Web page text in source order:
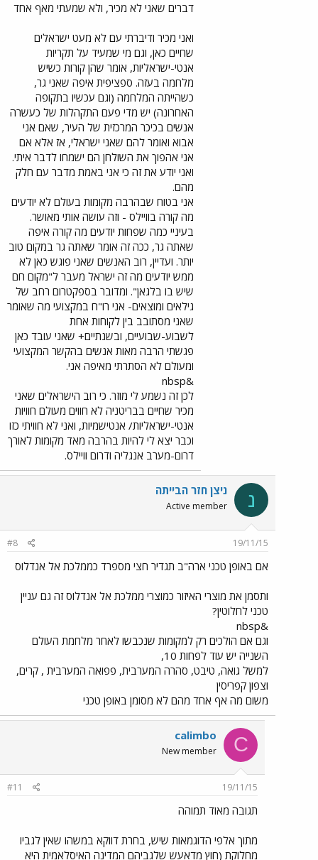
דברים שאני לא מכיר, ולא שמעתי מאף אחד
ואני מכיר ודיברתי עם לא מעט ישראלים
שחיים כאן, וגם מי שמעיד על תקריות
אנטי-ישראליות, אומר שהן קורות כשיש
מלחמה בעזה. ספציפית איפה שאני גר,
כשהייתה המלחמה (וגם עכשיו בתקופה
האחרונה) יש מדי פעם התקהלות של כעשרה
אנשים בכיכר המרכזית של העיר, שאם אני
אבוא ואומר להם שאני ישראלי, אז אלא אם
אני אהפוך את השולחן הם ישמחו לדבר איתי.
ואני יודע את זה כי אני באמת מדבר עם חלק
מהם.
אני בטוח שבהרבה מקומות בעולם לא יודעים
מה קורה בוויילס - וזה עושה אותי מאושר.
בעיניי כמה שפחות יודעים מה קורה איפה
שאתה גר, ככה זה אומר שאתה גר במקום טוב
יותר. ועדיין, רוב האנשים שאני פוגש כאן לא
ממש יודעים מה זה ישראל מעבר ל"מקום חם
שיש בו בלגאן". ומדובר בספקטרום רחב של
גילאים ומוצאים- אני רו"ח במקצועי מה שאומר
שאני מסתובב בין לקוחות אחת
לשבוע-שבועיים, ובשנתיים+ שאני עובד כאן
פגשתי הרבה מאות אנשים בהקשר המקצועי
ומעולם לא הסתרתי מאיפה אני.
&nbsp
לכן זה נשמע לי מוזר. כי רוב הישראלים שאני
מכיר שחיים בבריטניה לא חווים מעולם חוויות
אנטי-ישראליות/ אנטישמיות, ואני לא חוויתי כזו
וכבר יצא לי להיות בהרבה מאד מקומות לאורך
דרום-מערב אנגליה ודרום וויילס.
נ ניצן חזר הבייתה
Active member
19/11/15
#8
אם באופן טכני ארה"ב תגדיר חצי מספרד כממלכת אל אנדלוס
ותסמן את מוצרי האיזור כמוצרי ממלכת אל אנדלוס זה גם עניין
טכני לחלוטין?
&nbsp
וגם אם הולכים רק למקומות שנכבשו לאחר מלחמת העולם
השנייה יש עוד לפחות 10,
למשל גואה, טיבט, סהרה המערבית, פפואה המערבית , קרים,
וצפון קפריסין
משום מה אף אחד מהם לא מסומן באופן טכני
C
calimbo
New member
19/11/15
#11
תגובה מאוד תמוהה
מתוך אלפי הדוגמאות שיש, בחרת דווקא במשהו שאין לגביו
מחלוקת (חוץ מדאעש שלגביהם המדינה האיסלאמית היא